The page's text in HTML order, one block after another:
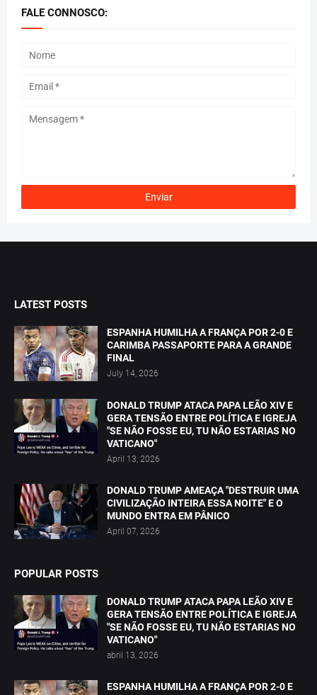
FALE CONNOSCO:
LATEST POSTS
ESPANHA HUMILHA A FRANÇA POR 2-0 E
CARIMBA PASSAPORTE PARA A GRANDE
FINAL
July 14, 2026
DONALD TRUMP ATACA PAPA LEÃO XIV E
GERA TENSÃO ENTRE POLÍTICA E IGREJA
"SE NÃO FOSSE EU, TU NÃO ESTARIAS NO
VATICANO"
April 13, 2026
DONALD TRUMP AMEAÇA "DESTRUIR UMA
CIVILIZAÇÃO INTEIRA ESSA NOITE" E O
MUNDO ENTRA EM PÂNICO
April 07, 2026
POPULAR POSTS
DONALD TRUMP ATACA PAPA LEÃO XIV E
GERA TENSÃO ENTRE POLÍTICA E IGREJA
"SE NÃO FOSSE EU, TU NÃO ESTARIAS NO
VATICANO"
abril 13, 2026
ESPANHA HUMILHA A FRANÇA POR 2-0 E